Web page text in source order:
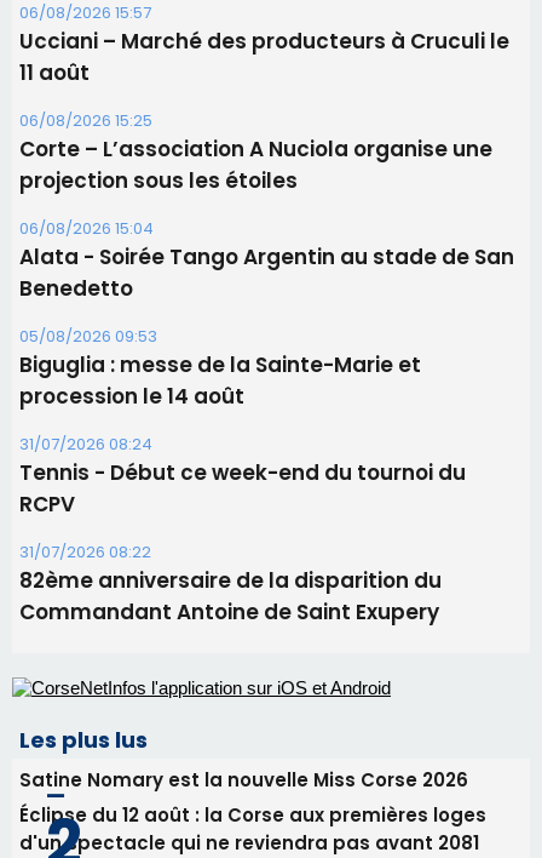
06/08/2026 15:57
Ucciani – Marché des producteurs à Cruculi le
11 août
06/08/2026 15:25
Corte – L’association A Nuciola organise une
projection sous les étoiles
06/08/2026 15:04
Alata - Soirée Tango Argentin au stade de San
Benedetto
05/08/2026 09:53
Biguglia : messe de la Sainte-Marie et
procession le 14 août
31/07/2026 08:24
Tennis - Début ce week-end du tournoi du
RCPV
31/07/2026 08:22
82ème anniversaire de la disparition du
Commandant Antoine de Saint Exupery
Les plus lus
Satine Nomary est la nouvelle Miss Corse 2026
Éclipse du 12 août : la Corse aux premières loges
d'un spectacle qui ne reviendra pas avant 2081